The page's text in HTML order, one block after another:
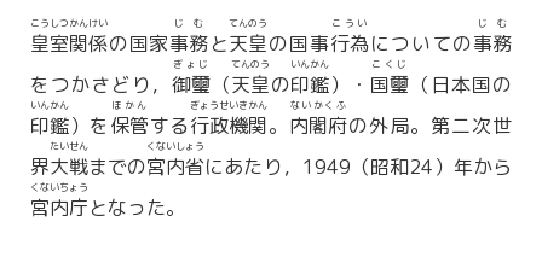
皇室関係
こうしつかんけい
の国家事務
じむ
と天皇
てんのう
の国事行為
こうい
についての事務
じむ
をつかさどり， 御璽
ぎょじ
（天皇
てんのう
の印鑑
いんかん
）・ 国璽
こくじ
（日本国の
印鑑
いんかん
）を 保管
ほかん
する行政機関
ぎょうせいきかん
。 内閣府
ないかくふ
の外局。第二次世
界大戦
たいせん
までの宮内省
くないしょう
にあたり，1949（昭和24）年から
宮内庁
くないちょう
となった。